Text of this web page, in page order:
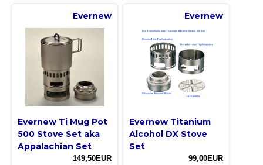
Evernew
Evernew Ti Mug Pot
500 Stove Set aka
Appalachian Set
149,50EUR
Evernew
Evernew Titanium
Alcohol DX Stove
Set
99,00EUR